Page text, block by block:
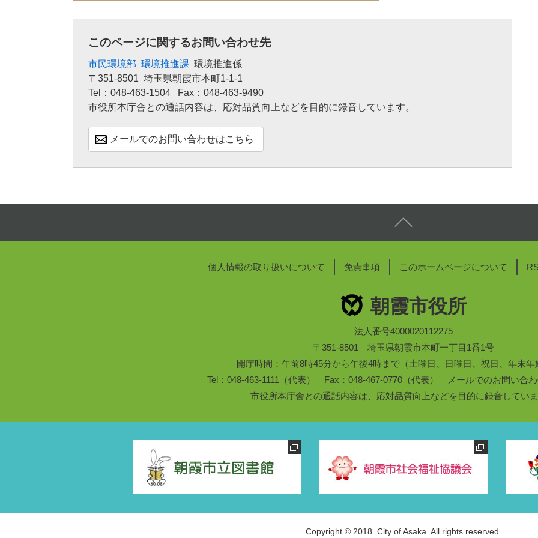
このページに関するお問い合わせ先
市民環境部 環境推進課 環境推進係
〒351-8501 埼玉県朝霞市本町1-1-1
Tel：048-463-1504
Fax：048-463-9490
市役所本庁舎との通話内容は、応対品質向上などを目的に録音しています。
メールでのお問い合わせはこちら
個人情報の取り扱いについて 免責事項 このホームページについて
朝霞市役所
法人番号4000020112275
〒351-8501 埼玉県朝霞市本町一丁目1番1号
開庁時間：午前8時45分から午後4時まで（土曜日、日曜日、祝日、年末年
Tel：048-463-1111（代表） Fax：048-467-0770（代表）
メールでのお問い合
市役所本庁舎との通話内容は、応対品質向上などを目的に録音していま
Copyright © 2018. City of Asaka. All rights reserved.